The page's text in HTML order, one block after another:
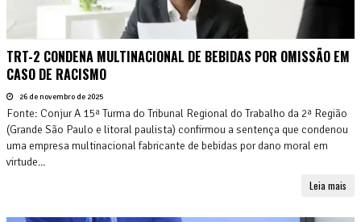
TRT-2 CONDENA MULTINACIONAL DE BEBIDAS POR OMISSÃO EM
CASO DE RACISMO
26 de novembro de 2025
Fonte: Conjur A 15ª Turma do Tribunal Regional do Trabalho da 2ª Região
(Grande São Paulo e litoral paulista) confirmou a sentença que condenou
uma empresa multinacional fabricante de bebidas por dano moral em
virtude...
Leia mais